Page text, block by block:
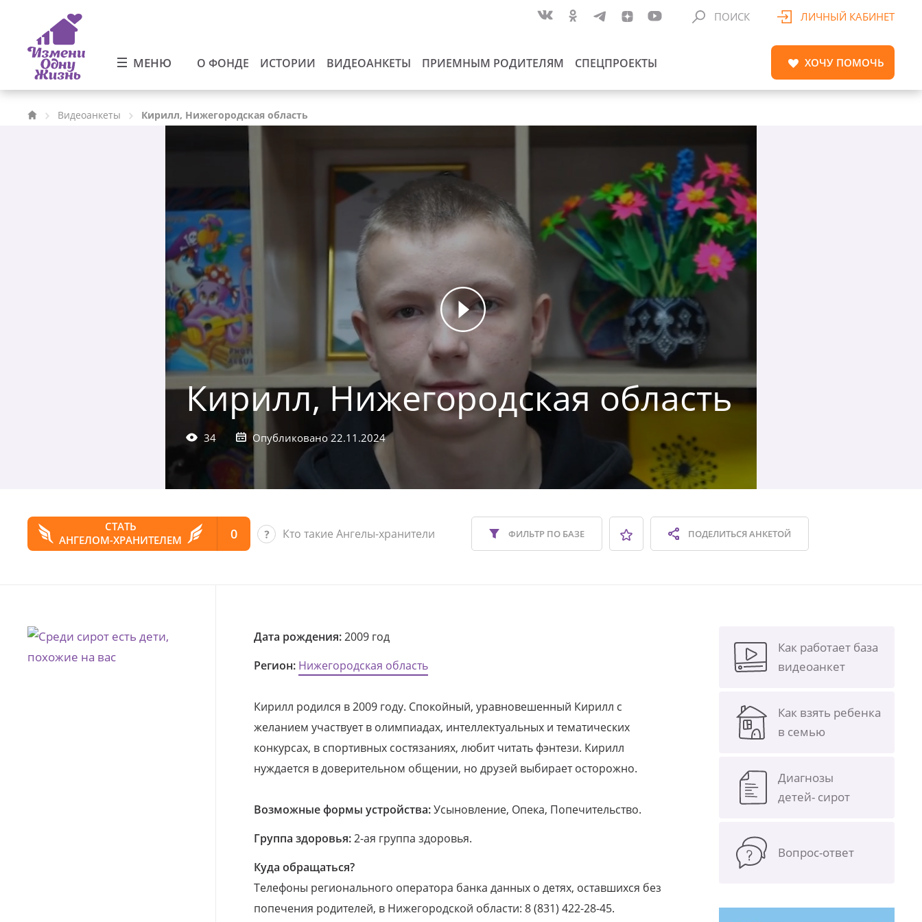
МЕНЮ О ФОНДЕ ИСТОРИИ ВИДЕОАНКЕТЫ ПРИЕМНЫМ РОДИТЕЛЯМ СПЕЦПРОЕКТЫ
ПОИСК ЛИЧНЫЙ КАБИНЕТ
ХОЧУ ПОМОЧЬ
Видеоанкеты Кирилл, Нижегородская область
Кирилл, Нижегородская область
34 Опубликовано 22.11.2024
СТАТЬ
АНГЕЛОМ-ХРАНИТЕЛЕМ
0 Кто такие Ангелы-хранители ПОДЕЛИТЬСЯАНКЕТОЙ
ФИЛЬТР ПО БАЗЕ
Дата рождения:2009 год
Регион: Нижегородская область
Кирилл родился в 2009 году. Спокойный, уравновешенный Кирилл с
желанием участвует в олимпиадах, интеллектуальных и тематических
конкурсах, в спортивных состязаниях, любит читать фэнтези. Кирилл
нуждается в доверительном общении, но друзей выбирает осторожно.
Возможные формы устройства:Усыновление, Опека, Попечительство.
Группа здоровья:2-ая группа здоровья.
Куда обращаться?
Телефоны регионального оператора банка данных о детях, оставшихся без
попечения родителей, в Нижегородской области: 8 (831) 422-28-45.
Как работает база
видеоанкет
Как взять ребенка
в семью
Диагнозы
детей- сирот
Вопрос-ответ